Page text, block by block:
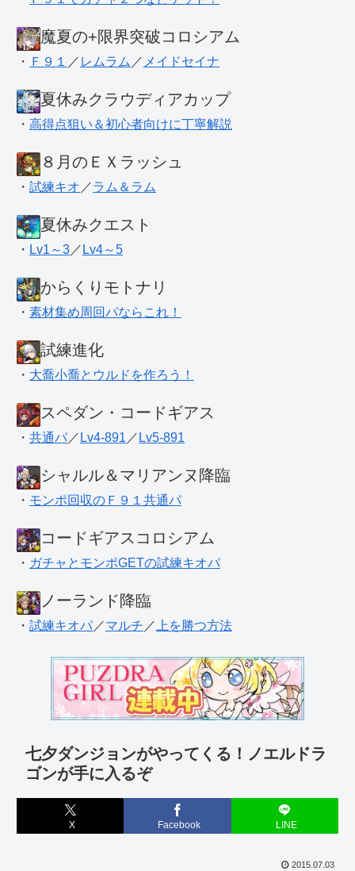
魔夏の+限界突破コロシアム
・ Ｆ９１ ／ レムラム ／ メイドセイナ
夏休みクラウディアカップ
・ 高得点狙い＆初心者向けに丁寧解説
８月のＥＸラッシュ
・ 試練キオ ／ラム＆ラム
夏休みクエスト
・ Lv1～3 ／ Lv4～5
からくりモトナリ
・ 素材集め周回パならこれ！
試練進化
・ 大喬小喬とウルドを作ろう！
スペダン・コードギアス
・ 共通パ ／ Lv4-891 ／ Lv5-891
シャルル＆マリアンヌ降臨
・ モンポ回収のＦ９１共通パ
コードギアスコロシアム
・ ガチャとモンポGETの試練キオパ
ノーランド降臨
・ 試練キオパ ／マルチ ／ 上を勝つ方法
七夕ダンジョンがやってくる！ノエルドラ
ゴンが手に入るぞ
X Facebook LINE
2015.07.03